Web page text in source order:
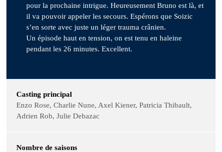
pour la prochaine intrigue. Heureusement Bruno est là, et
il va pouvoir appeler les secours. Espérons que Soizic
s’en sorte avec juste un léger trauma crânien.
Un épisode haut en tension, on est tenu en haleine
pendant les 26 minutes. Excellent.
Casting principal
Enzo Rose, Charlie Nune, Axel Kiener, Patricia Thibault,
Adrien Rob, Julie Debazac
Nombre de saisons